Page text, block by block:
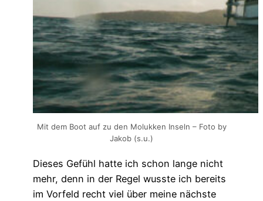
Mit dem Boot auf zu den Molukken Inseln – Foto by
Jakob (s.u.)
Dieses Gefühl hatte ich schon lange nicht
mehr, denn in der Regel wusste ich bereits
im Vorfeld recht viel über meine nächste